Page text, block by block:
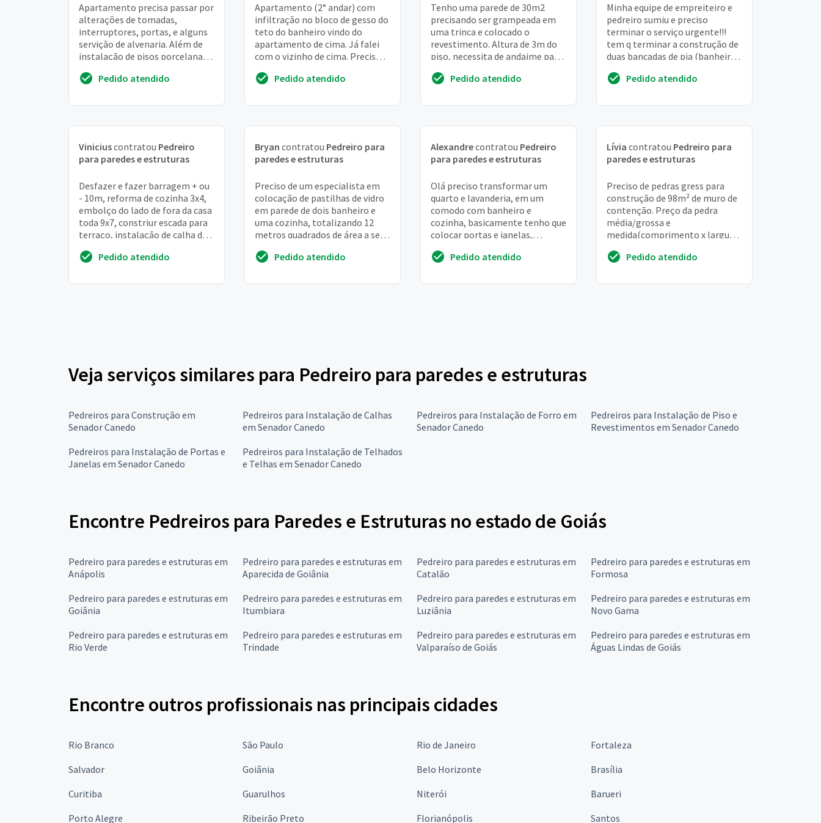
Apartamento precisa passar por
alterações de tomadas,
interruptores, portas, e alguns
servição de alvenaria. Além de
instalação de pisos porcelanato
azulejosPedido atendido
Apartamento (2° andar) com
infiltração no bloco de gesso do
teto do banheiro vindo do
apartamento de cima. Já falei
com o vizinho de cima. Preciso
gesso e mas...
Pedido atendido
Tenho uma parede de 30m2
precisando ser grampeada em
uma trinca e colocado o
revestimento. Altura de 3m do
piso, necessita de andaime para
Pedido atendido
Minha equipe de empreiteiro e
pedreiro sumiu e preciso
terminar o serviço urgente!!!
tem q terminar a construção de
duas bancadas de pia (banheiro
cimento queima...
Pedido atendido
Viniciuscontratou Pedreiro
para paredes e estruturas
Desfazer e fazer barragem + ou
- 10m, reforma de cozinha 3x4,
embolço do lado de fora da casa
toda 9x7, constriur escada para
terraço, instalação de calha de
Pedido atendido
Bryan contratou Pedreiro para
paredes e estruturas
Preciso de um especialista em
colocação de pastilhas de vidro
em parede de dois banheiro e
uma cozinha, totalizando 12
metros quadrados de área a ser
locali...Pedido atendido
Alexandrecontratou Pedreiro
para paredes e estruturas
Olá preciso transformar um
quarto e lavanderia, em um
comodo com banheiro e
cozinha, basicamente tenho que
colocar portas e janelas,
uma pequena cozinha. A l...
Pedido atendido
Lívia contratou Pedreiro para
paredes e estruturas
Preciso de pedras gress para
construção de 98m² de muro de
contenção. Preço da pedra
média/grossa e
medida(comprimento x largura
sul. Cel. : 84174404 (oi)....
Pedido atendido
Veja serviços similares para Pedreiro para paredes e estruturas
Pedreiros para Construção em
Senador Canedo
Pedreiros para Instalação de Calhas
em Senador Canedo
Pedreiros para Instalação de Forro em
Senador Canedo
Pedreiros para Instalação de Piso e
Revestimentos em Senador Canedo
Pedreiros para Instalação de Portas e
Janelas em Senador Canedo
Pedreiros para Instalação de Telhados
e Telhas em Senador Canedo
Encontre Pedreiros para Paredes e Estruturas no estado de Goiás
Pedreiro para paredes e estruturas em
Anápolis
Pedreiro para paredes e estruturas em
Aparecida de Goiânia
Pedreiro para paredes e estruturas em
Catalão
Pedreiro para paredes e estruturas em
Formosa
Pedreiro para paredes e estruturas em
Goiânia
Pedreiro para paredes e estruturas em
Itumbiara
Pedreiro para paredes e estruturas em
Luziânia
Pedreiro para paredes e estruturas em
Novo Gama
Pedreiro para paredes e estruturas em
Rio Verde
Pedreiro para paredes e estruturas em
Trindade
Pedreiro para paredes e estruturas em
Valparaíso de Goiás
Pedreiro para paredes e estruturas em
Águas Lindas de Goiás
Encontre outros profissionais nas principais cidades
Rio Branco São Paulo Rio de Janeiro
Fortaleza
Salvador
Goiânia Belo Horizonte
Brasília
Curitiba
Guarulhos Niterói
Barueri
Porto Alegre
Ribeirão Preto Florianópolis Santos